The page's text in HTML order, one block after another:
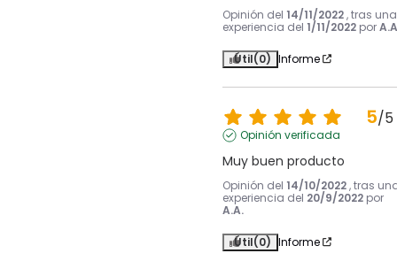
Opinión del 14/11/2022 , tras una
experiencia del 1/11/2022 por
Útil(0) Informe
5/5
Opinión verificada
Muy buen producto
Opinión del 14/10/2022 , tras
experiencia del 20/9/2022 por
A.A.
Útil(0) Informe